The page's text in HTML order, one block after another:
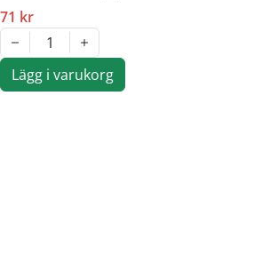
71 kr
1
Lägg i varukorg